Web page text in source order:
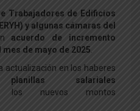
Trabajadores de Edificios
y algunas cámaras del
acuerdo de incremento
de mayo de 2025.
actualización en los haberes
planillas salariales
nuevos montos